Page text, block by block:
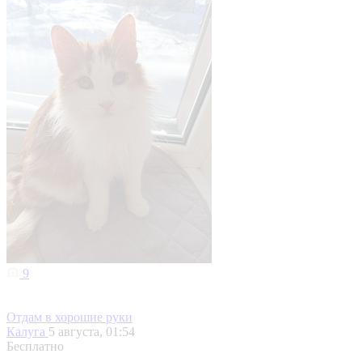
9
Отдам в хорошие руки
Калуга 5 августа, 01:54
Бесплатно